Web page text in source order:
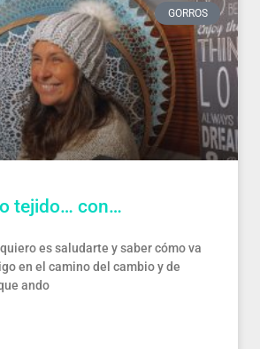
GORROS
tejido… con…
es saludarte y saber cómo va
en el camino del cambio y de
ando